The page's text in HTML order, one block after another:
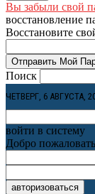
Вы забыли свой
восстановление
Восстановите
Поиск
ЧЕТВЕРГ, 6 АВГУСТА,
войти в систему
Добро